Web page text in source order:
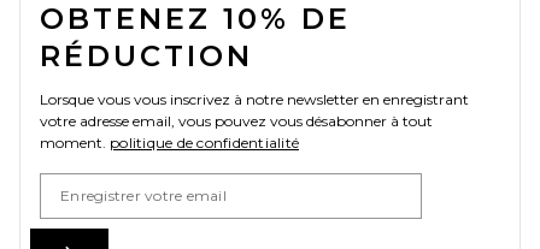
OBTENEZ 10% DE
RÉDUCTION
Lorsque vous vous inscrivez à notre newsletter en enregistrant
votre adresse email, vous pouvez vous désabonner à tout
moment. politique de confidentialité